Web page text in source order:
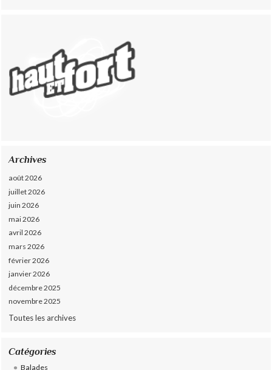
Archives
août 2026
juillet 2026
juin 2026
mai 2026
avril 2026
mars 2026
février 2026
janvier 2026
décembre 2025
novembre 2025
Toutes les archives
Catégories
Balades